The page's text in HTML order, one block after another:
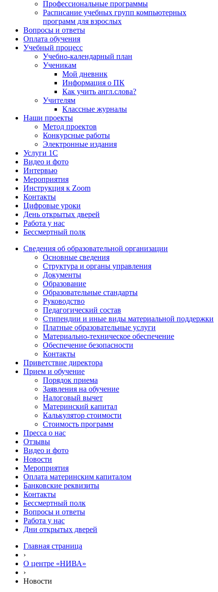
Профессиональные программы
Расписание учебных групп компьютерных
программ для взрослых
Вопросы и ответы
Оплата обучения
Учебный процесс
Учебно-календарный план
Ученикам
Мой дневник
Информация о ПК
Как учить англ.слова?
Учителям
Классные журналы
Наши проекты
Метод проектов
Конкурсные работы
Электронные издания
Услуги 1C
Видео и фото
Интервью
Мероприятия
Инструкция к Zoom
Контакты
Цифровые уроки
День открытых дверей
Работа у нас
Бессмертный полк
Сведения об образовательной организации
Основные сведения
Структура и органы управления
Документы
Образование
Образовательные стандарты
Руководство
Педагогический состав
Стипендии и иные виды материальной поддержки
Платные образовательные услуги
Материально-техническое обеспечение
Обеспечение безопасности
Контакты
Приветствие директора
Прием и обучение
Порядок приема
Заявления на обучение
Налоговый вычет
Материнский капитал
Калькулятор стоимости
Стоимость программ
Пресса о нас
Отзывы
Видео и фото
Новости
Мероприятия
Оплата материнским капиталом
Банковские реквизиты
Контакты
Бессмертный полк
Вопросы и ответы
Работа у нас
Дни открытых дверей
Главная страница
›
О центре «НИВА»
›
Новости